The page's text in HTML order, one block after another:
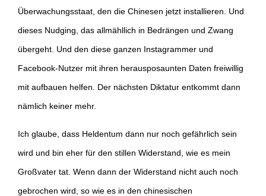
Überwachungsstaat, den die Chinesen jetzt installieren. Und
dieses Nudging, das allmähllich in Bedrängen und Zwang
übergeht. Und den diese ganzen Instagrammer und
Facebook-Nutzer mit ihren herausposaunten Daten freiwillig
mit aufbauen helfen. Der nächsten Diktatur entkommt dann
nämlich keiner mehr.
Ich glaube, dass Heldentum dann nur noch gefährlich sein
wird und bin eher für den stillen Widerstand, wie es mein
Großvater tat. Wenn dann der Widerstand nicht auch noch
gebrochen wird, so wie es in den chinesischen